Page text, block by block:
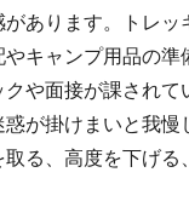
あります。トレ
キャンプ用品の準
や面接が課されて
が掛けまいと我慢
る、高度を下げ